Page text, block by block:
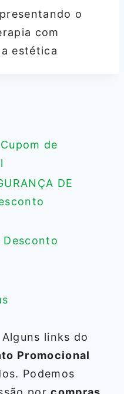
o
com
estética
de
DE
Desconto
Alguns links do
Promocional
Podemos